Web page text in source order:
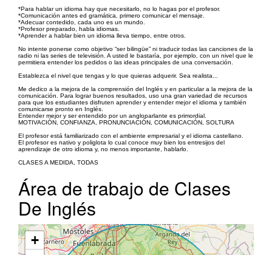
*Para hablar un idioma hay que necesitarlo, no lo hagas por el profesor.
*Comunicación antes ed gramática, primero comunicar el mensaje.
*Adecuar contedido, cada uno es un mundo.
*Profesor preparado, habla idiomas.
*Aprender a hablar bien un idioma lleva tiempo, entre otros.
No intente ponerse como objetivo “ser bilingüe” ni traducir todas las canciones de la
radio ni las series de televisión. A usted le bastaría, por ejemplo, con un nivel que le
permitiera entender los pedidos o las ideas principales de una conversación.
Establezca el nivel que tengas y lo que quieras adquerir. Sea realista...
Me dedico a la mejora de la comprensión del Inglés y en particular a la mejora de la
comunicación. Para lograr buenos resultados, uso una gran variedad de recursos
para que los estudiantes disfruten aprender y entender mejor el idioma y también
comunicarse pronto en Inglés.
Entender mejor y ser entendido por un angloparlante es primordial.
MOTIVACIÓN, CONFIANZA, PRONUNCIACIÓN, COMUNICACIÓN, SOLTURA
El profesor está familiarizado con el ambiente empresarial y el idioma castellano.
El profesor es nativo y poliglota lo cual conoce muy bien los entresijos del
aprendizaje de otro idioma y, no menos importante, hablarlo.
CLASES A MEDIDA, TODAS
Área de trabajo de Clases
De Inglés
+